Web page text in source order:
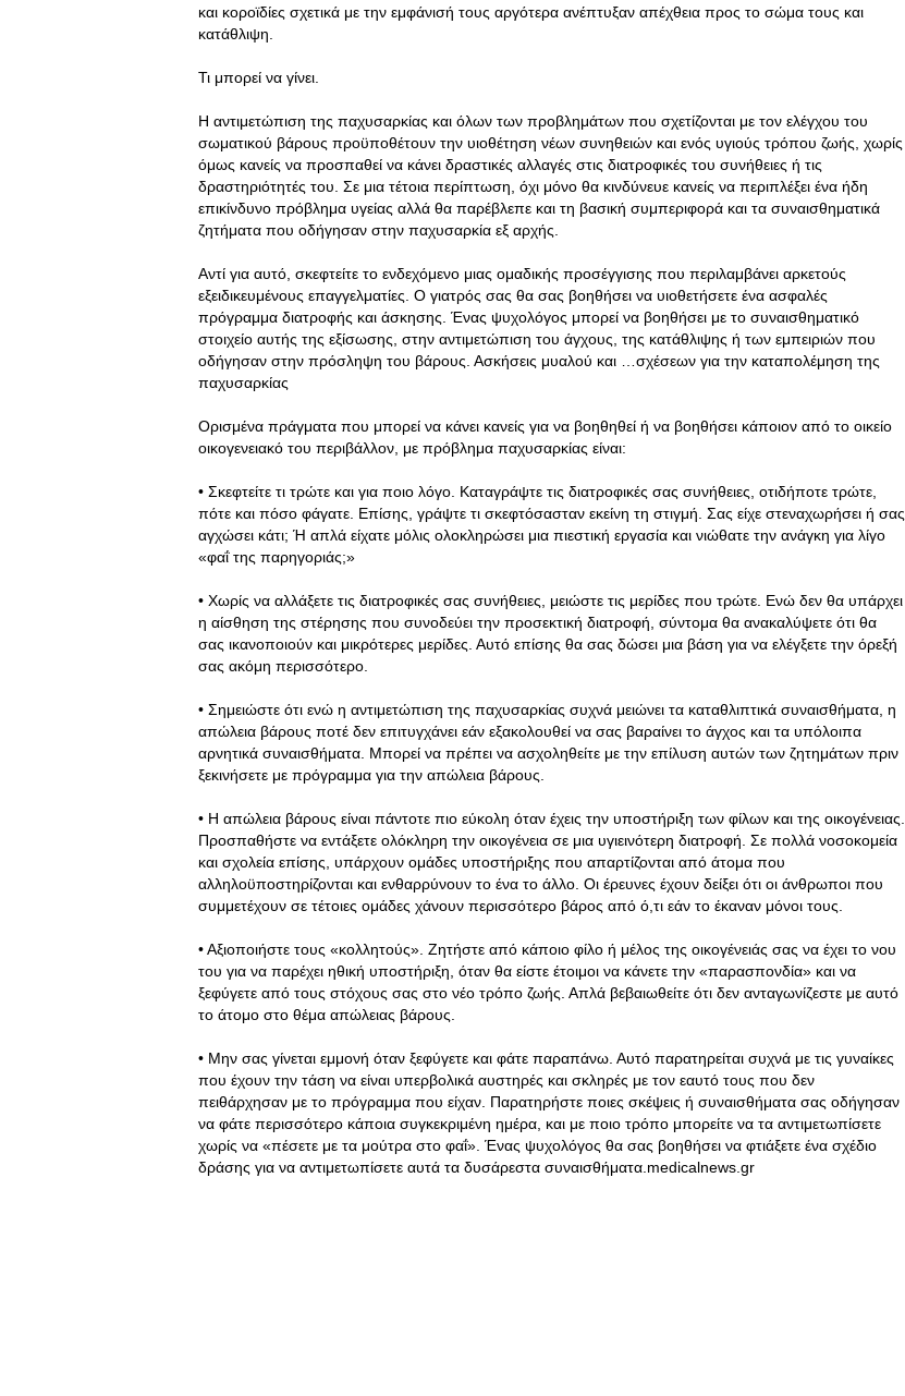
και κοροϊδίες σχετικά με την εμφάνισή τους αργότερα ανέπτυξαν απέχθεια προς το σώμα τους και
κατάθλιψη.
Τι μπορεί να γίνει.
Η αντιμετώπιση της παχυσαρκίας και όλων των προβλημάτων που σχετίζονται με τον ελέγχου του
σωματικού βάρους προϋποθέτουν την υιοθέτηση νέων συνηθειών και ενός υγιούς τρόπου ζωής, χωρίς
όμως κανείς να προσπαθεί να κάνει δραστικές αλλαγές στις διατροφικές του συνήθειες ή τις
δραστηριότητές του. Σε μια τέτοια περίπτωση, όχι μόνο θα κινδύνευε κανείς να περιπλέξει ένα ήδη
επικίνδυνο πρόβλημα υγείας αλλά θα παρέβλεπε και τη βασική συμπεριφορά και τα συναισθηματικά
ζητήματα που οδήγησαν στην παχυσαρκία εξ αρχής.
Αντί για αυτό, σκεφτείτε το ενδεχόμενο μιας ομαδικής προσέγγισης που περιλαμβάνει αρκετούς
εξειδικευμένους επαγγελματίες. Ο γιατρός σας θα σας βοηθήσει να υιοθετήσετε ένα ασφαλές
πρόγραμμα διατροφής και άσκησης. Ένας ψυχολόγος μπορεί να βοηθήσει με το συναισθηματικό
στοιχείο αυτής της εξίσωσης, στην αντιμετώπιση του άγχους, της κατάθλιψης ή των εμπειριών που
οδήγησαν στην πρόσληψη του βάρους. Ασκήσεις μυαλού και …σχέσεων για την καταπολέμηση της
παχυσαρκίας
Ορισμένα πράγματα που μπορεί να κάνει κανείς για να βοηθηθεί ή να βοηθήσει κάποιον από το οικείο
οικογενειακό του περιβάλλον, με πρόβλημα παχυσαρκίας είναι:
• Σκεφτείτε τι τρώτε και για ποιο λόγο. Καταγράψτε τις διατροφικές σας συνήθειες, οτιδήποτε τρώτε,
πότε και πόσο φάγατε. Επίσης, γράψτε τι σκεφτόσασταν εκείνη τη στιγμή. Σας είχε στεναχωρήσει ή σας
αγχώσει κάτι; Ή απλά είχατε μόλις ολοκληρώσει μια πιεστική εργασία και νιώθατε την ανάγκη για λίγο
«φαΐ της παρηγοριάς;»
• Χωρίς να αλλάξετε τις διατροφικές σας συνήθειες, μειώστε τις μερίδες που τρώτε. Ενώ δεν θα υπάρχει
η αίσθηση της στέρησης που συνοδεύει την προσεκτική διατροφή, σύντομα θα ανακαλύψετε ότι θα
σας ικανοποιούν και μικρότερες μερίδες. Αυτό επίσης θα σας δώσει μια βάση για να ελέγξετε την όρεξή
σας ακόμη περισσότερο.
• Σημειώστε ότι ενώ η αντιμετώπιση της παχυσαρκίας συχνά μειώνει τα καταθλιπτικά συναισθήματα, η
απώλεια βάρους ποτέ δεν επιτυγχάνει εάν εξακολουθεί να σας βαραίνει το άγχος και τα υπόλοιπα
αρνητικά συναισθήματα. Μπορεί να πρέπει να ασχοληθείτε με την επίλυση αυτών των ζητημάτων πριν
ξεκινήσετε με πρόγραμμα για την απώλεια βάρους.
• Η απώλεια βάρους είναι πάντοτε πιο εύκολη όταν έχεις την υποστήριξη των φίλων και της οικογένειας.
Προσπαθήστε να εντάξετε ολόκληρη την οικογένεια σε μια υγιεινότερη διατροφή. Σε πολλά νοσοκομεία
και σχολεία επίσης, υπάρχουν ομάδες υποστήριξης που απαρτίζονται από άτομα που
αλληλοϋποστηρίζονται και ενθαρρύνουν το ένα το άλλο. Οι έρευνες έχουν δείξει ότι οι άνθρωποι που
συμμετέχουν σε τέτοιες ομάδες χάνουν περισσότερο βάρος από ό,τι εάν το έκαναν μόνοι τους.
• Αξιοποιήστε τους «κολλητούς». Ζητήστε από κάποιο φίλο ή μέλος της οικογένειάς σας να έχει το νου
του για να παρέχει ηθική υποστήριξη, όταν θα είστε έτοιμοι να κάνετε την «παρασπονδία» και να
ξεφύγετε από τους στόχους σας στο νέο τρόπο ζωής. Απλά βεβαιωθείτε ότι δεν ανταγωνίζεστε με αυτό
το άτομο στο θέμα απώλειας βάρους.
• Μην σας γίνεται εμμονή όταν ξεφύγετε και φάτε παραπάνω. Αυτό παρατηρείται συχνά με τις γυναίκες
που έχουν την τάση να είναι υπερβολικά αυστηρές και σκληρές με τον εαυτό τους που δεν
πειθάρχησαν με το πρόγραμμα που είχαν. Παρατηρήστε ποιες σκέψεις ή συναισθήματα σας οδήγησαν
να φάτε περισσότερο κάποια συγκεκριμένη ημέρα, και με ποιο τρόπο μπορείτε να τα αντιμετωπίσετε
χωρίς να «πέσετε με τα μούτρα στο φαΐ». Ένας ψυχολόγος θα σας βοηθήσει να φτιάξετε ένα σχέδιο
δράσης για να αντιμετωπίσετε αυτά τα δυσάρεστα συναισθήματα.medicalnews.gr